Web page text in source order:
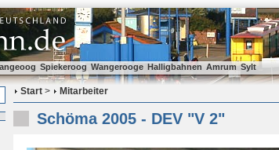
Spiekeroog Wangerooge Halligbahnen Amrum Sylt
Start > Mitarbeiter
Schöma 2005 - DEV "V 2"